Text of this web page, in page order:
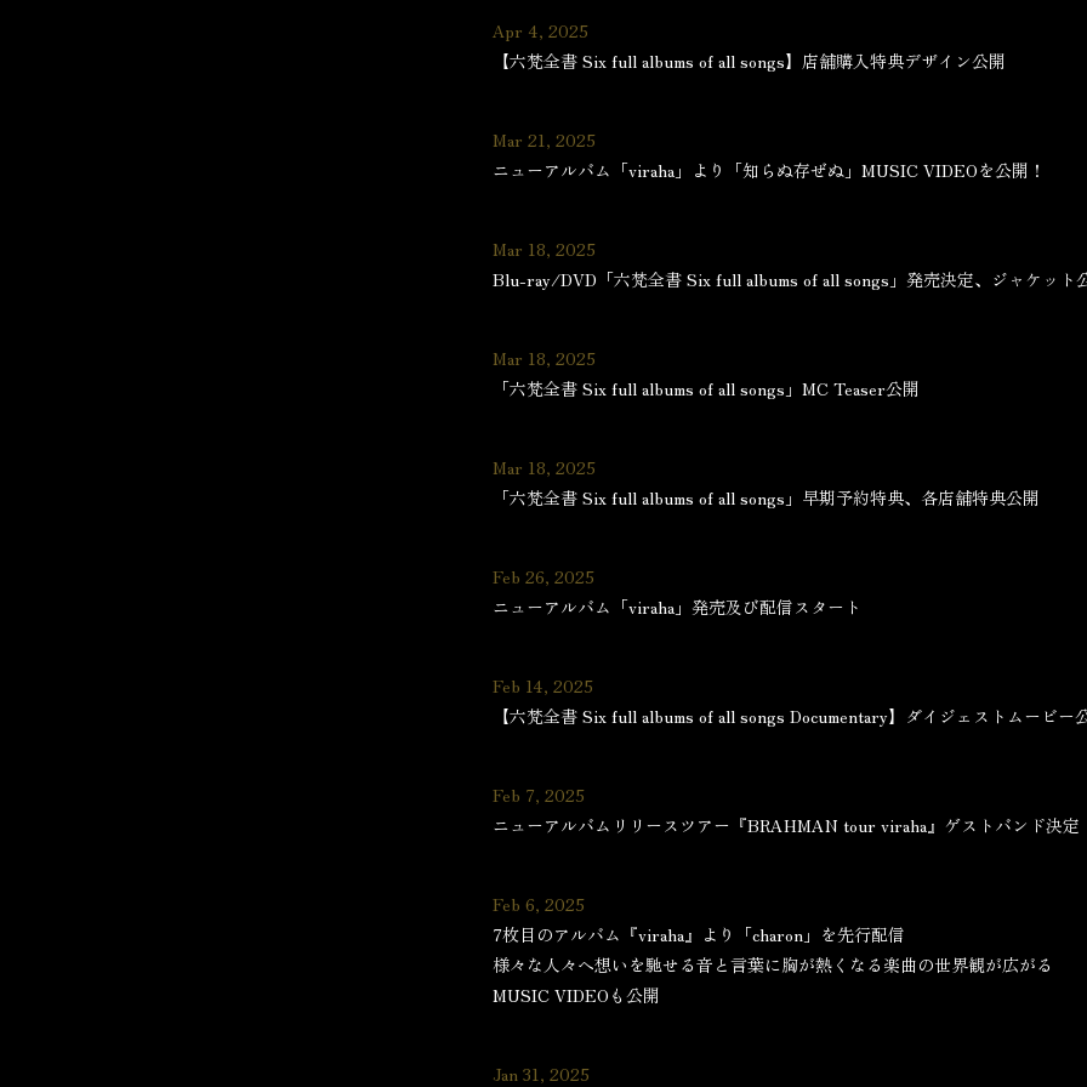
Apr 4, 2025
【六梵全書 Six full albums of all songs】店舗購入特典デザイン公開
Mar 21, 2025
ニューアルバム「viraha」より「知らぬ存ぜぬ」MUSIC VIDEOを公開！
Mar 18, 2025
Blu-ray/DVD「六梵全書 Six full albums of all songs」発売決定、ジャケット
Mar 18, 2025
「六梵全書 Six full albums of all songs」MC Teaser公開
Mar 18, 2025
「六梵全書 Six full albums of all songs」早期予約特典、各店舗特典公開
Feb 26, 2025
ニューアルバム「viraha」発売及び配信スタート
Feb 14, 2025
【六梵全書 Six full albums of all songs Documentary】ダイジェストムービー
Feb 7, 2025
ニューアルバムリリースツアー『BRAHMAN tour viraha』ゲストバンド決定
Feb 6, 2025
7枚目のアルバム『viraha』より「charon」を先行配信
様々な人々へ想いを馳せる音と言葉に胸が熱くなる楽曲の世界観が広がる
MUSIC VIDEOも公開
Jan 31, 2025